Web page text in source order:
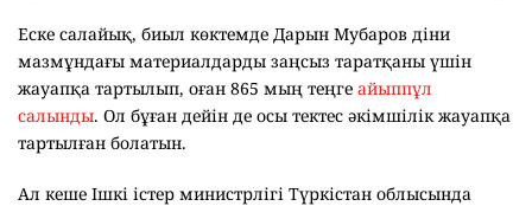
Еске салайық, биыл көктемде Дарын Мубаров діни
мазмұндағы материалдарды заңсыз таратқаны үшін
жауапқа тартылып, оған 865 мың теңге айыппұл
салынды. Ол бұған дейін де осы тектес әкімшілік жауапқа
тартылған болатын.
Ал кеше Ішкі істер министрлігі Түркістан облысында